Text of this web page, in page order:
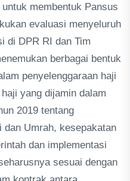
membentuk Pansus
evaluasi menyeluruh
di DPR RI dan Tim
berbagai bentuk
penyelenggaraan haji
yang dijamin dalam
2019 tentang
dan Umrah, kesepakatan
dan implementasi
sesuai dengan